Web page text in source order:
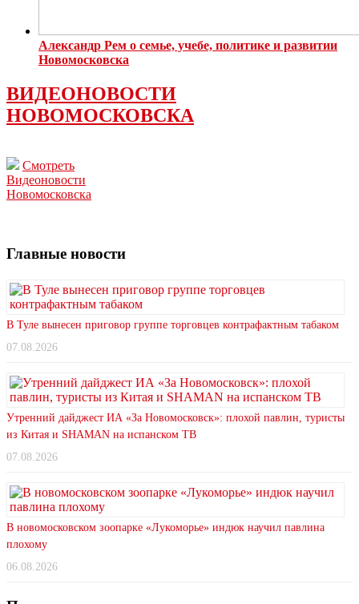
Александр Рем о семье, учебе, политике и развитии
Новомосковска
ВИДЕОНОВОСТИ
НОВОМОСКОВСКА
Смотреть
Видеоновости
Новомосковска
Главные новости
В Туле вынесен приговор группе торговцев контрафактным табаком
07.08.2026
Утренний дайджест ИА «За Новомосковск»: плохой павлин, туристы
из Китая и SHAMAN на испанском ТВ
07.08.2026
В новомосковском зоопарке «Лукоморье» индюк научил павлина
плохому
06.08.2026